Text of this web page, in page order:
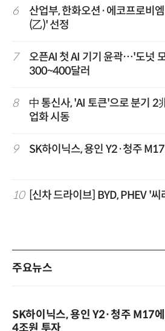
6
산업부, 한화오션·에코프로비
(乙)' 선정
7
오픈AI 첫 AI 기기 윤곽…'도넛
300~400달러
8
中 통신사, 'AI 토큰'으로 분기
업화 시동
9 SK하이닉스, 용인 Y2·청주
10 [신차 드라이브] BYD, PHEV '
주요뉴스
SK하이닉스, 용인 Y2·청주 M17
4조원 투자